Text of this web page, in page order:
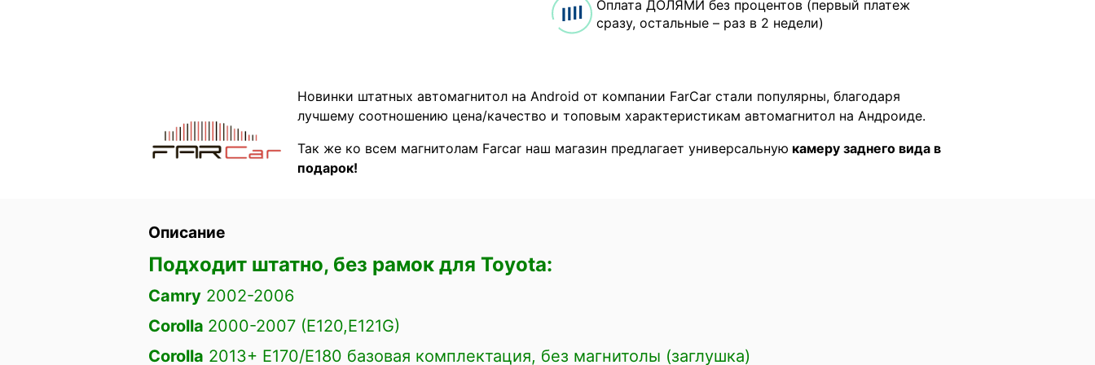
Оплата ДОЛЯМИ без процентов (первый платеж
сразу, остальные – раз в 2 недели)
Новинки штатных автомагнитол на Android от компании FarCar стали популярны, благодаря
лучшему соотношению цена/качество и топовым характеристикам автомагнитол на Андроиде.
Так же ко всем магнитолам Farcar наш магазин предлагает универсальную камеру заднего вида в
подарок!
Описание
Подходит штатно, без рамок для Toyota:
Camry 2002-2006
Corolla 2000-2007 (E120,E121G)
Corolla 2013+ E170/E180 базовая комплектация, без магнитолы (заглушка)